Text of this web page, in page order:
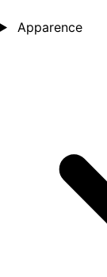
Apparence